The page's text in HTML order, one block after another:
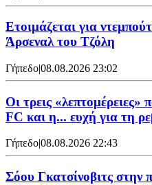
Ετοιμάζεται για
Άρσεναλ του Τζόλη
Γήπεδο|08.08.2026 23:02
Οι τρεις
FC και η... ευχή για τη
Γήπεδο|08.08.2026 22:43
Σόου Γκατσίνοβιτς στην